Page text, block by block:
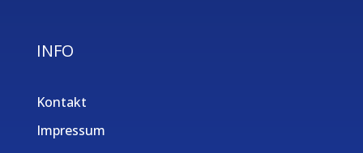
INFO
Kontakt
Impressum